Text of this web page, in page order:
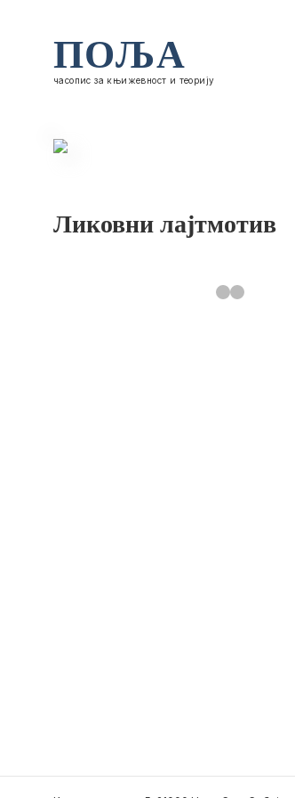
ПОЉА
часопис за књижевност и теорију
Ликовни лајтмотив